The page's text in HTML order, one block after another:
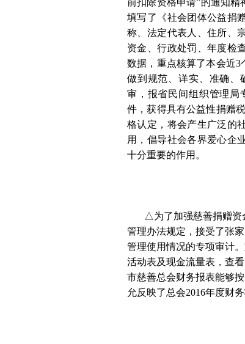
前扣除资格申请”的通知精
填写了《社会团体公益捐
称、法定代表人、住所、
资金、行政处罚、年度检
数据，重点核算了本会近
做到规范、详实、准确、
审，报省民间组织管理局
件，获得具有公益性捐赠
格认定，将会产生广泛的
用，倡导社会各界爱心企
十分重要的作用。
△为了加强慈善捐赠
管理办法规定，接受了张
管理使用情况的专项审计
活动表及现金流量表，查
市慈善总会财务报表能够
允反映了总会2016年度财